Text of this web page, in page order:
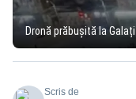
Dronă prăbușită la Galați
Scris de